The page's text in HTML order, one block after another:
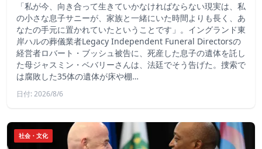
「私が今、向き合って生きていかなければならない現実は、私
の小さな息子サニーが、家族と一緒にいた時間よりも長く、あ
なたの手元に置かれていたということです」。イングランド東
岸ハルの葬儀業者Legacy Independent Funeral Directorsの
経営者ロバート・ブッシュ被告に、死産した息子の遺体を託し
た母ジャスミン・ベバリーさんは、法廷でそう告げた。捜索で
は腐敗した35体の遺体が床や棚…
日付: 2026/8/6
社会・文化